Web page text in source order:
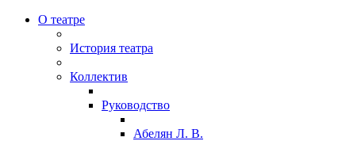
О театре
История театра
Коллектив
Руководство
Абелян Л. В.